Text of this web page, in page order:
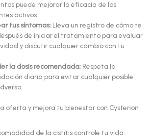
puede mejorar la eficacia de los
activos.
tus síntomas: Lleva un registro de cómo te
de iniciar el tratamiento para evaluar
y discutir cualquier cambio con tu
la dosis recomendada: Respeta la
diaria para evitar cualquier posible
oferta y mejora tu bienestar con Cystenon
de la cistitis controle tu vida.